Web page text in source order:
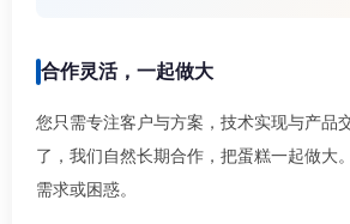
合作灵活，一起做大
您只需专注客户与方案，技术实现与产品
了，我们自然长期合作，把蛋糕一起做大
需求或困惑。